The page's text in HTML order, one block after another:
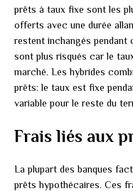
prêts à taux fixe sont les
offerts avec une durée
restent inchangés pendant
sont plus risqués car le
marché. Les hybrides
prêts: le taux est fixe
variable pour le reste du
Frais liés aux
La plupart des banques
prêts hypothécaires. Ces